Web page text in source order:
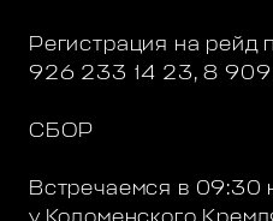
Регистрация на рейд
926 233 14 23, 8
СБОР
Встречаемся в 09:30